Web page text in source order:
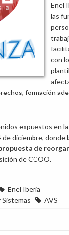
Enel
las
con
formación
expuestos en
de diciembre, donde
de
de CCOO.
Enel Iberia
Sistemas
AVS